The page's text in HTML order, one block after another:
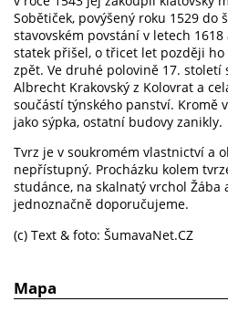
Sobětiček, povýšený roku 1529 do
stavovském povstání v letech
statek přišel, o třicet let později
zpět. Ve druhé polovině 17. století
Albrecht Krakovský z Kolovrat a
součástí týnského panství. Kromě
jako sýpka, ostatní budovy zanikly.
Tvrz je v soukromém vlastnictví a
nepřístupný. Procházku kolem
studánce, na skalnatý vrchol Žába
jednoznačně doporučujeme.
(c) Text & foto: ŠumavaNet.CZ
Mapa